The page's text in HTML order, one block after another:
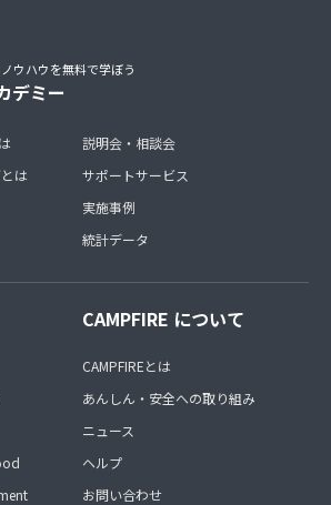
ウハウを無料で学ぼう
デミー
は
説明会・相談会
サポートサービス
実施事例
統計データ
CAMPFIRE について
CAMPFIREとは
あんしん・安全への取り組み
ニュース
ヘルプ
お問い合わせ